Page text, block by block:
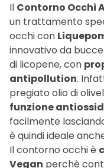
Il Contorno Occhi
un trattamento
occhi con
innovativo da
di licopene, con
antipollution.
pregiato olio di
funzione
facilmente
è quindi ideale
Il contorno occhi è
Vegan perchè